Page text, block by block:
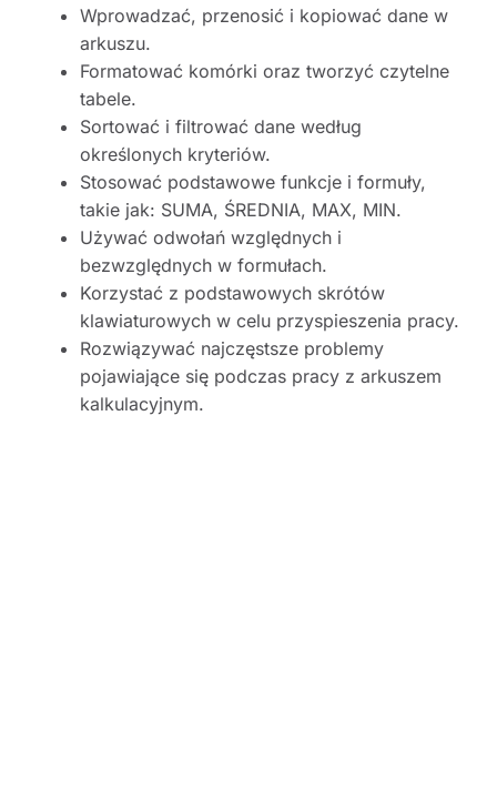
Wprowadzać, przenosić i kopiować dane w
arkuszu.
Formatować komórki oraz tworzyć czytelne
tabele.
Sortować i filtrować dane według
określonych kryteriów.
Stosować podstawowe funkcje i formuły,
takie jak: SUMA, ŚREDNIA, MAX, MIN.
Używać odwołań względnych i
bezwzględnych w formułach.
Korzystać z podstawowych skrótów
klawiaturowych w celu przyspieszenia pracy.
Rozwiązywać najczęstsze problemy
pojawiające się podczas pracy z arkuszem
kalkulacyjnym.